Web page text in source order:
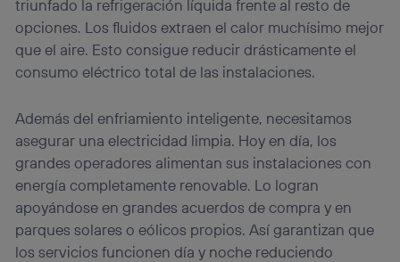
triunfado la refrigeración líquida frente al resto de
opciones. Los fluidos extraen el calor muchísimo mejor
que el aire. Esto consigue reducir drásticamente el
consumo eléctrico total de las instalaciones.
Además del enfriamiento inteligente, necesitamos
asegurar una electricidad limpia. Hoy en día, los
grandes operadores alimentan sus instalaciones con
energía completamente renovable. Lo logran
apoyándose en grandes acuerdos de compra y en
parques solares o eólicos propios. Así garantizan que
los servicios funcionen día y noche reduciendo